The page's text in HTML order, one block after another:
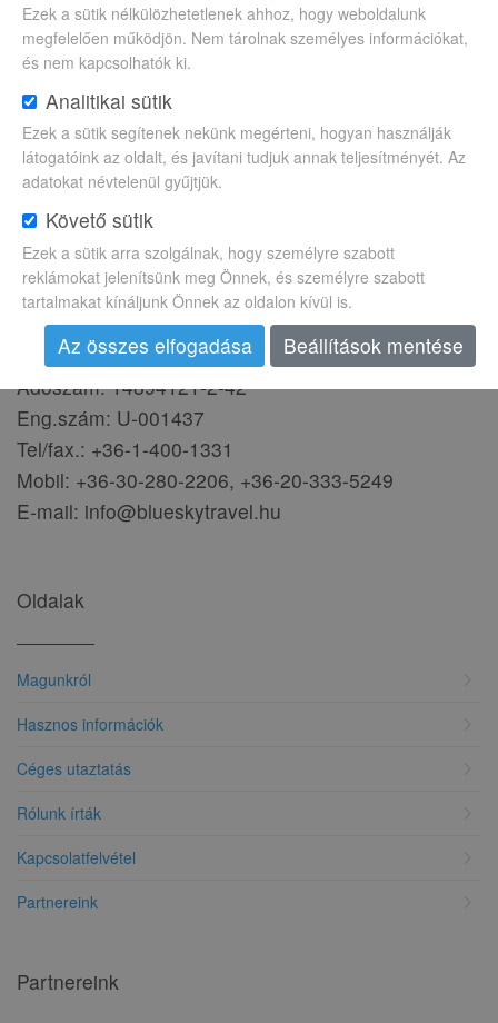
Follow us
Kapcsolat
Cím: 1065 Budapest, Podmaniczky u. 11.
Nyitvatartás: H-P 10h-17h, (hétvégén telefon és
internet ügyelet)
Adószám: 14894121-2-42
Eng.szám: U-001437
Tel/fax.: +36-1-400-1331
Mobil: +36-30-280-2206, +36-20-333-5249
E-mail: info@blueskytravel.hu
Oldalak
Magunkról
Hasznos információk
Céges utaztatás
Rólunk írták
Kapcsolatfelvétel
Partnereink
Partnereink
Ezek a sütik nélkülözhetetlenek ahhoz, hogy weboldalunk
megfelelően működjön. Nem tárolnak személyes információkat,
és nem kapcsolhatók ki.
Analitikai sütik
Ezek a sütik segítenek nekünk megérteni, hogyan használják
látogatóink az oldalt, és javítani tudjuk annak teljesítményét. Az
adatokat névtelenül gyűjtjük.
Követő sütik
Ezek a sütik arra szolgálnak, hogy személyre szabott
reklámokat jelenítsünk meg Önnek, és személyre szabott
tartalmakat kínáljunk Önnek az oldalon kívül is.
Az összes elfogadása Beállítások mentése